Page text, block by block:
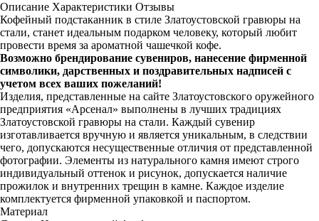
Описание Характеристики Отзывы
Кофейный подстаканник в стиле Златоустовской гравюры на
стали, станет идеальным подарком человеку, который любит
провести время за ароматной чашечкой кофе.
Возможно брендирование сувениров, нанесение фирменной
символики, дарственных и поздравительных надписей с
учетом всех ваших пожеланий!
Изделия, представленные на сайте Златоустовского оружейного
предприятия «Арсенал» выполнены в лучших традициях
Златоустовской гравюры на стали. Каждый сувенир
изготавливается вручную и является уникальным, в следствии
чего, допускаются несущественные отличия от представленной
фотографии. Элементы из натурального камня имеют строго
индивидуальный оттенок и рисунок, допускается наличие
прожилок и внутренних трещин в камне. Каждое изделие
комплектуется фирменной упаковкой и паспортом.
Материал